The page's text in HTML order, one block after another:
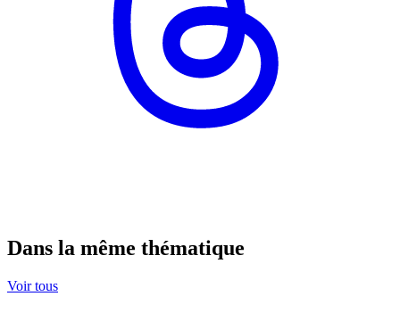
Dans la même thématique
Voir tous